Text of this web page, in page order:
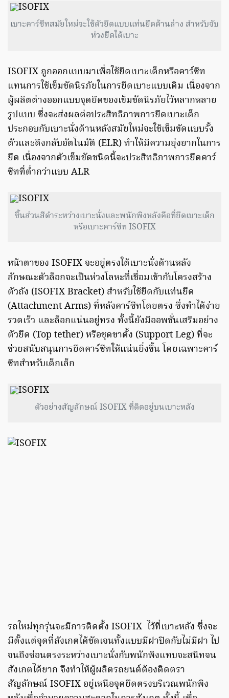
เบาะคาร์ซีทสมัยใหม่จะใช้ตัวยึดแบบแท่นยึดด้านล่าง สำหรับจับ
ห่วงยึดใต้เบาะ
ISOFIX ถูกออกแบบมาเพื่อใช้ยึดเบาะเด็กหรือคาร์ซีท
แทนการใช้เข็มขัดนิรภัยในการยึดเบาะแบบเดิม เนื่องจาก
ผู้ผลิตต่างออกแบบจุดยึดของเข็มขัดนิรภัยไว้หลากหลาย
รูปแบบ ซึ่งจะส่งผลต่อประสิทธิภาพการยึดเบาะเด็ก
ประกอบกับเบาะนั่งด้านหลังสมัยใหม่จะใช้เข็มขัดแบบรั้ง
ตัวและดึงกลับอัตโนมัติ (ELR) ทำให้มีความยุ่งยากในการ
ยึด เนื่องจากตัวเข็มขัดชนิดนี้จะประสิทธิภาพการยึดคาร์
ซีทที่ต่ำกว่าแบบ ALR
ชิ้นส่วนสีดำระหว่างเบาะนั่งและพนักพิงหลังคือที่ยึดเบาะเด็ก
หรือเบาะคาร์ซีท ISOFIX
หน้าตาของ ISOFIX จะอยู่ตรงใต้เบาะนั่งด้านหลัง
ลักษณะตัวล็อกจะเป็นห่วงโลหะที่เชื่อมเข้ากับโครงสร้าง
ตัวถัง (ISOFIX Bracket) สำหรับใช้ยึดกับแท่นยึด
(Attachment Arms) ที่หลังคาร์ซีทโดยตรง ซึ่งทำได้ง่าย
รวดเร็ว และล็อกแน่นอยู่ทรง ทั้งนี้ยังมีออพชั่นเสริมอย่าง
ตัวยึด (Top tether) หรือชุดขาตั้ง (Support Leg) ที่จะ
ช่วยสนับสนุนการยึดคาร์ซีทให้แน่นยิ่งขึ้น โดยเฉพาะคาร์
ซีทสำหรับเด็กเล็ก
ตัวอย่างสัญลักษณ์ ISOFIX ที่ติดอยู่บนเบาะหลัง
รถใหม่ทุกรุ่นจะมีการติดตั้ง ISOFIX ไว้ที่เบาะหลัง ซึ่งจะ
มีตั้งแต่จุดที่สังเกตได้ชัดเจนทั้งแบบมีฝาปิดกับไม่มีฝา ไป
จนถึงซ่อนตรงระหว่างเบาะนั่งกับพนักพิงแทบจะสนิทจน
สังเกตได้ยาก จึงทำให้ผู้ผลิตรถยนต์ต้องติดตรา
สัญลักษณ์ ISOFIX อยู่เหนือจุดยึดตรงบริเวณพนักพิง